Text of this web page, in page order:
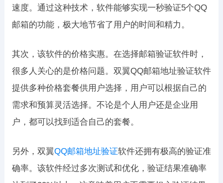
速度。通过这种技术，软件能够实现一秒验证5个QQ
邮箱的功能，极大地节省了用户的时间和精力。
其次，该软件的价格实惠。在选择邮箱验证软件时，
很多人关心的是价格问题。双翼QQ邮箱地址验证软件
提供多种价格套餐供用户选择，用户可以根据自己的
需求和预算灵活选择。不论是个人用户还是企业用
户，都可以找到适合自己的套餐。
另外，双翼QQ邮箱地址验证软件还拥有极高的验证准
确率。该软件经过多次测试和优化，验证结果准确率